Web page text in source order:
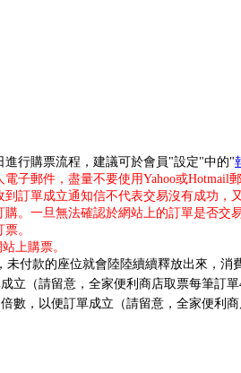
進行購票流程，建議可於會員"設定"中的"
子郵件，盡量不要使用Yahoo或
訂單成立通知信不代表交易沒有成功
。一旦無法確認於網站上的訂單是否交
。
上購票。
付款的座位就會陸陸續續釋放出來，
立 （請留意，全家便利商店取票每筆訂單
數，以便訂單成立（請留意，全家便利